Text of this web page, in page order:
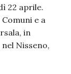
22 aprile.
e a
in
Nisseno,